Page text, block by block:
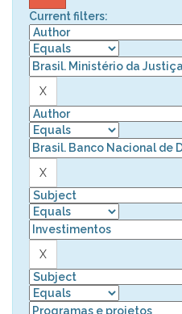
Current filters: